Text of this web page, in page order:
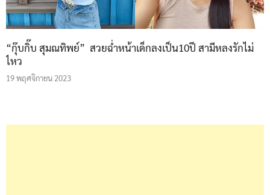
“กุ๊บกิ๊บ สุมณทิพย์” สวยฉ่ำหน้าเด็กลงเป็น10ปี สามีหลงรักไม่
ไหว
19 พฤศจิกายน 2023